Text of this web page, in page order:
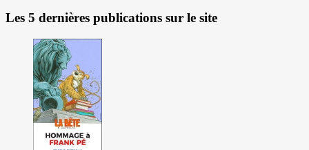
Les 5 dernières publications sur le site